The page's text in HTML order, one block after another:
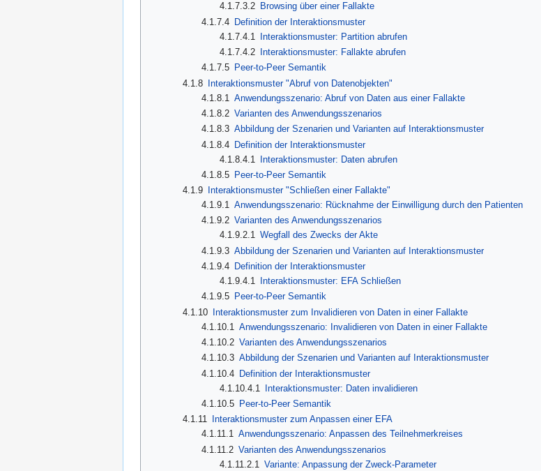
4.1.7.3.2 Browsing über einer Fallakte
4.1.7.4 Definition der Interaktionsmuster
4.1.7.4.1
Interaktionsmuster: Partition abrufen
4.1.7.4.2
Interaktionsmuster: Fallakte abrufen
4.1.7.5
Peer-to-Peer Semantik
4.1.8 Interaktionsmuster "Abruf von Datenobjekten"
4.1.8.1 Anwendungsszenario: Abruf von Daten aus einer Fallakte
4.1.8.2 Varianten des Anwendungsszenarios
4.1.8.3 Abbildung der Szenarien und Varianten auf Interaktionsmuster
4.1.8.4 Definition der Interaktionsmuster
4.1.8.4.1
Interaktionsmuster: Daten abrufen
4.1.8.5
Peer-to-Peer Semantik
4.1.9
Interaktionsmuster "Schließen einer Fallakte"
4.1.9.1 Anwendungsszenario: Rücknahme der Einwilligung durch den Patienten
4.1.9.2 Varianten des Anwendungsszenarios
4.1.9.2.1 Wegfall des Zwecks der Akte
4.1.9.3 Abbildung der Szenarien und Varianten auf Interaktionsmuster
4.1.9.4
Definition der Interaktionsmuster
4.1.9.4.1
Interaktionsmuster: EFA Schließen
4.1.9.5
Peer-to-Peer Semantik
4.1.10
Interaktionsmuster zum Invalidieren von Daten in einer Fallakte
4.1.10.1
Anwendungsszenario: Invalidieren von Daten in einer Fallakte
4.1.10.2 Varianten des Anwendungsszenarios
4.1.10.3 Abbildung der Szenarien und Varianten auf Interaktionsmuster
4.1.10.4
Definition der Interaktionsmuster
4.1.10.4.1
Interaktionsmuster: Daten invalidieren
4.1.10.5
Peer-to-Peer Semantik
4.1.11
Interaktionsmuster zum Anpassen einer EFA
4.1.11.1 Anwendungsszenario: Anpassen des Teilnehmerkreises
4.1.11.2 Varianten des Anwendungsszenarios
4.1.11.2.1
Variante: Anpassung der Zweck-Parameter